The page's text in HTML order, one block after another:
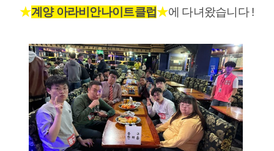
★계양 아라비안나이트클럽★에 다녀왔습니다 !